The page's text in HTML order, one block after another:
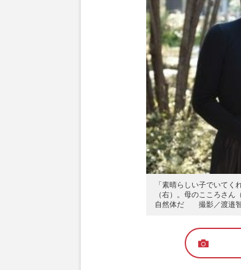
「素晴らしい子でいて
（右）。母のこころさ
自然体だ 撮影／渡邉